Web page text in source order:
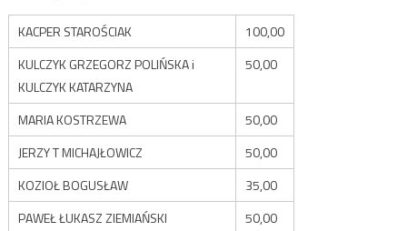
KACPER STAROŚCIAK
100,00
KULCZYK GRZEGORZ POLIŃSKA i
KULCZYK KATARZYNA
50,00
MARIA KOSTRZEWA
50,00
JERZY T MICHAJŁOWICZ
50,00
KOZIOŁ BOGUSŁAW
35,00
PAWEŁ ŁUKASZ ZIEMIAŃSKI
50,00